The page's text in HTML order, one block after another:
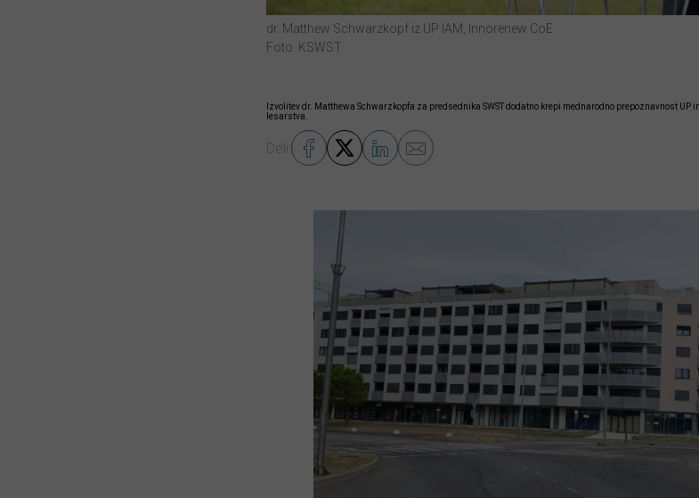
dr. Matthew Schwarzkopf iz UP IAM, Innorenew CoE
Foto: KSWST
Izvolitev dr. Matthewa Schwarzkopfa za predsednika SWST dodatno krepi mednarodno prepoznavnost UP
lesarstva.
Deli: